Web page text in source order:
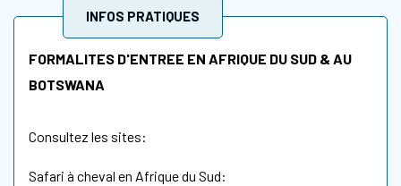
INFOS PRATIQUES
FORMALITES D'ENTREE EN AFRIQUE DU SUD & AU
BOTSWANA
Consultez les sites:
Safari à cheval en Afrique du Sud: